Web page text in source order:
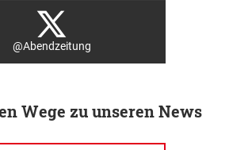
@Abendzeitung
Wege zu unseren News